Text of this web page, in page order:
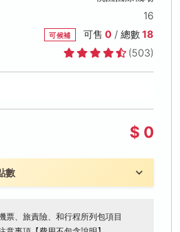
16
可候補 可售 0/ 總數18
(503)
$ 0
數
票、旅責險、和行程所列包項目